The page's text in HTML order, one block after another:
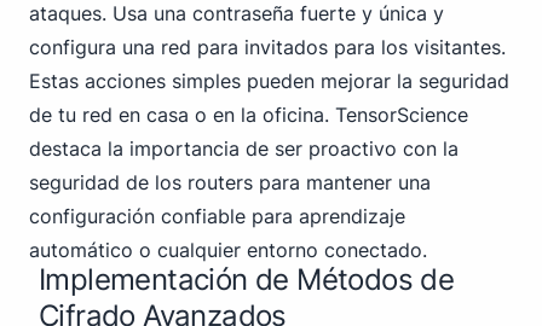
ataques. Usa una contraseña fuerte y única y
configura una red para invitados para los visitantes.
Estas acciones simples pueden mejorar la seguridad
de tu red en casa o en la oficina. TensorScience
destaca la importancia de ser proactivo con la
seguridad de los routers para mantener una
configuración confiable para aprendizaje
automático o cualquier entorno conectado.
Implementación de Métodos de
Cifrado Avanzados